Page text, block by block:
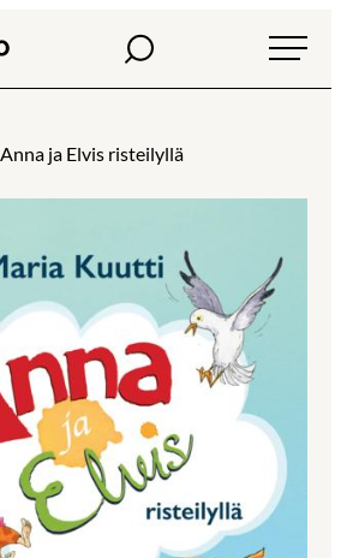
Haku
Anna ja Elvis risteilyllä